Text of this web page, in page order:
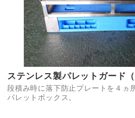
ステンレス製パレットガード（
段積み時に落下防止プレートを４ヵ
パレットボックス。